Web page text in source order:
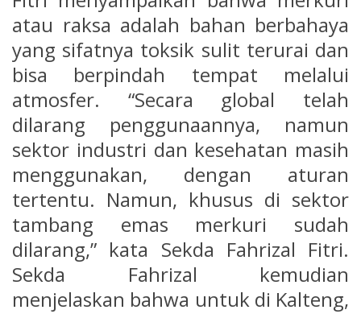
atau raksa adalah bahan berbahaya
yang sifatnya toksik sulit terurai dan
bisa berpindah tempat melalui
atmosfer. “Secara global telah
dilarang penggunaannya, namun
sektor industri dan kesehatan masih
menggunakan, dengan aturan
tertentu. Namun, khusus di sektor
tambang emas merkuri sudah
dilarang,” kata Sekda Fahrizal Fitri.
Sekda Fahrizal kemudian
menjelaskan bahwa untuk di Kalteng,